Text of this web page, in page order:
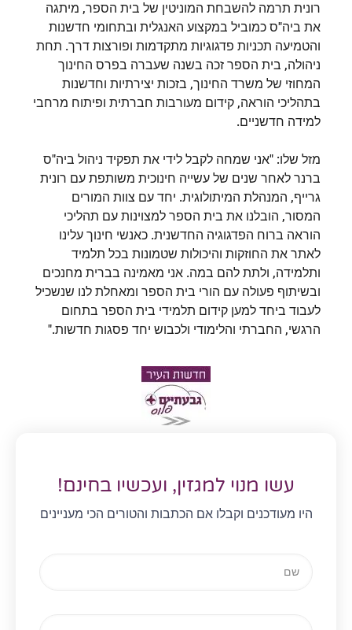
רונית תרמה להשבחת המוניטין של בית הספר, מיתגה
את ביה"ס כמוביל במקצוע האנגלית ובתחומי חדשנות
והטמיעה תכניות פדגוגיות מתקדמות ופורצות דרך. תחת
ניהולה, בית הספר זכה בשנה שעברה בפרס החינוך
המחוזי של משרד החינוך, בזכות יצירתיות וחדשנות
בתהליכי הוראה, קידום מעורבות חברתית ופיתוח מרחבי
למידה חדשניים.
מזל שלו: "אני שמחה לקבל לידי את תפקיד ניהול ביה"ס
ברנר לאחר שנים של עשייה חינוכית משותפת עם רונית
גרייף, המנהלת המיתולוגית. יחד עם צוות המורים
המסור, הובלנו את בית הספר למצוינות עם תהליכי
הוראה ברוח הפדגוגיה החדשנית. כאנשי חינוך עלינו
לאתר את החוזקות והיכולות שטמונות בכל תלמיד
ותלמידה, ולתת להם במה. אני מאמינה בברית מחנכים
ובשיתוף פעולה עם הורי בית הספר ומאחלת לנו שנשכיל
לעבוד ביחד למען קידום תלמידי בית הספר בתחום
הרגשי, החברתי והלימודי ולכבוש יחד פסגות חדשות."
עשו מנוי למגזין, ועכשיו בחינם!
היו מעודכנים וקבלו אם הכתבות והטורים הכי מעניינים